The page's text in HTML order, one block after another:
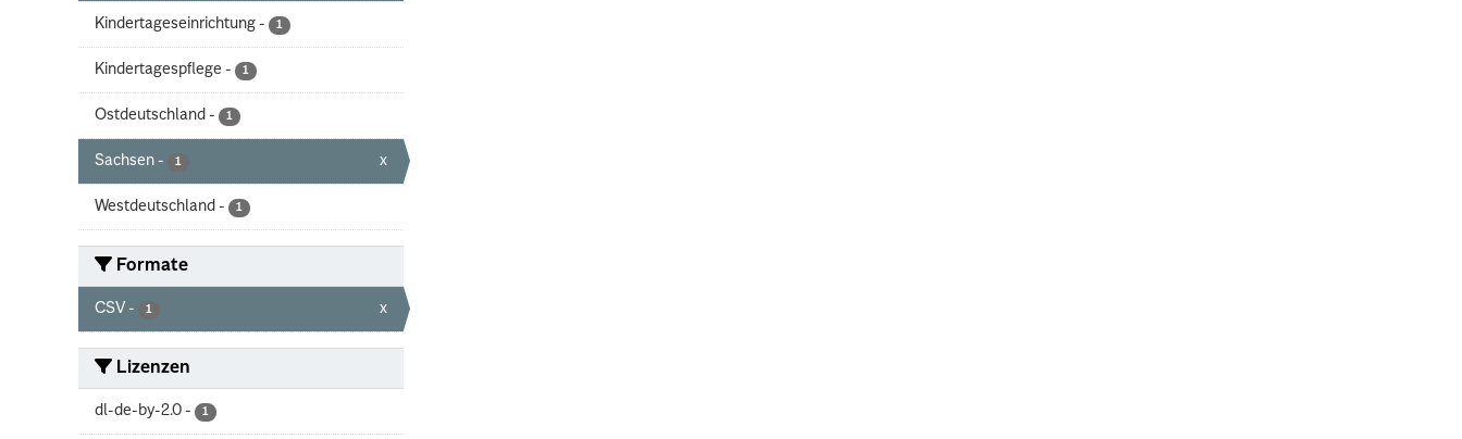
Kindertageseinrichtung - 1
Kindertagespflege - 1
Ostdeutschland - 1
Sachsen - 1 x
Westdeutschland - 1
Formate
CSV - 1 x
Lizenzen
dl-de-by-2.0 - 1